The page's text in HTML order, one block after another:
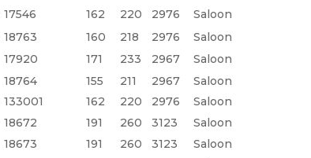
17546 162 220 2976
Saloon
18763 160 218 2976
Saloon
17920 171 233 2967
Saloon
18764 155 211 2967
Saloon
133001 162 220 2976
Saloon
18672 191 260 3123
Saloon
18673 191 260 3123
Saloon